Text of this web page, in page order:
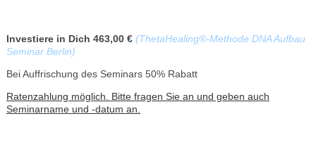
Investiere in Dich 463,00 € (ThetaHealing®-Methode DNA Aufbau
Seminar Berlin)
Bei Auffrischung des Seminars 50% Rabatt
Ratenzahlung möglich. Bitte fragen Sie an und geben auch
Seminarname und -datum an.